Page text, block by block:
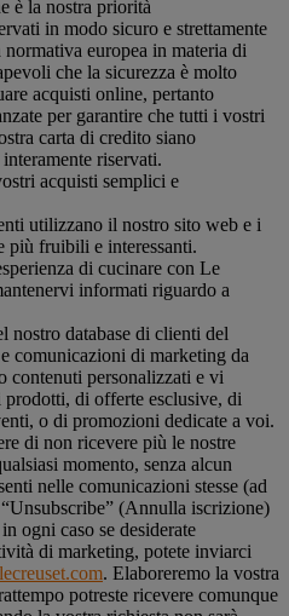
è la nostra priorità
in modo sicuro e strettamente
europea in materia di
che la sicurezza è molto
acquisti online, pertanto
per garantire che tutti i vostri
carta di credito siano
riservati.
acquisti semplici e
utilizzano il nostro sito web e i
più fruibili e interessanti.
di cucinare con Le
informati riguardo a
nostro database di clienti del
comunicazioni di marketing da
contenuti personalizzati e vi
di offerte esclusive, di
o di promozioni dedicate a voi.
di non ricevere più le nostre
momento, senza alcun
nelle comunicazioni stesse (ad
(Annulla iscrizione)
ogni caso se desiderate
di marketing, potete inviarci
. Elaboreremo la vostra
potreste ricevere comunque